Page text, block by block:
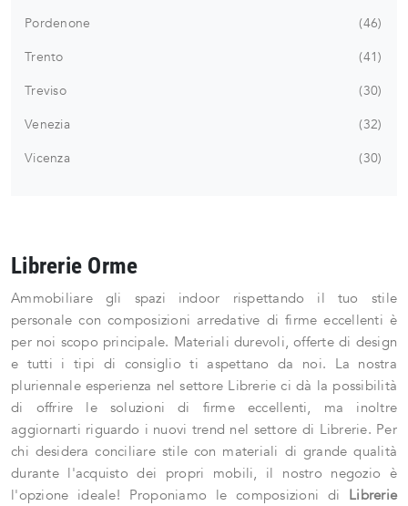
Pordenone
46
Trento
41
Treviso
30
Venezia
32
Vicenza
30
Librerie Orme
Ammobiliare gli spazi indoor rispettando il tuo stile
personale con composizioni arredative di firme eccellenti è
per noi scopo principale. Materiali durevoli, offerte di design
e tutti i tipi di consiglio ti aspettano da noi. La nostra
pluriennale esperienza nel settore Librerie ci dà la possibilità
di offrire le soluzioni di firme eccellenti, ma inoltre
aggiornarti riguardo i nuovi trend nel settore di Librerie. Per
chi desidera conciliare stile con materiali di grande qualità
durante l'acquisto dei propri mobili, il nostro negozio è
l'opzione ideale! Proponiamo le composizioni di Librerie